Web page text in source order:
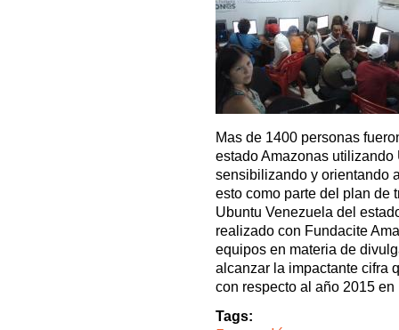
Mas de 1400 personas
estado Amazonas
sensibilizando y orientando
esto como parte del plan de
Ubuntu Venezuela del
realizado con Fundacite
equipos en materia de
alcanzar la impactante cifra
con respecto al año 2015
Tags: